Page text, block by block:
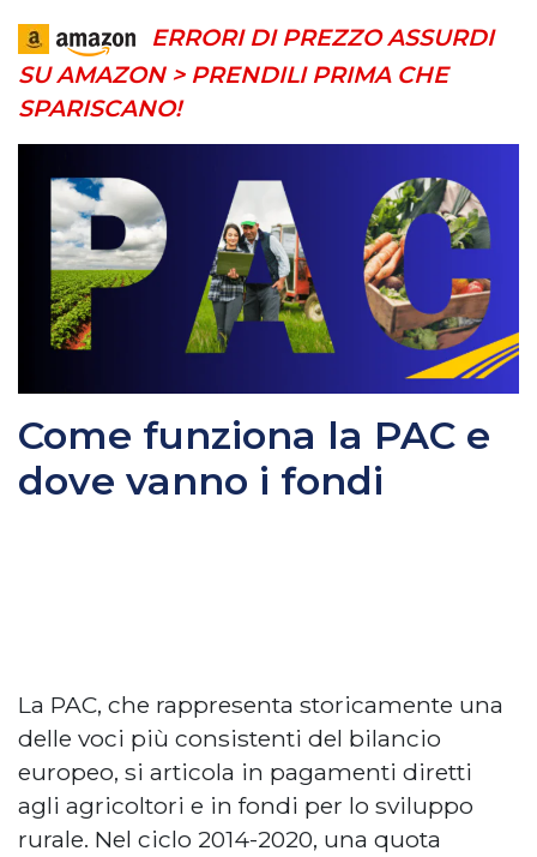
ERRORI DI PREZZO ASSURDI
SU AMAZON > PRENDILI PRIMA CHE
SPARISCANO!
Come funziona la PAC e
dove vanno i fondi
La PAC, che rappresenta storicamente una
delle voci più consistenti del bilancio
europeo, si articola in pagamenti diretti
agli agricoltori e in fondi per lo sviluppo
rurale. Nel ciclo 2014-2020, una quota